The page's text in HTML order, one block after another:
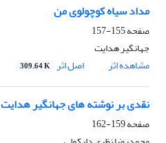
مداد سیاه کوچولوی من
صفحه155-157
جهانگیر هدایت
مشاهده اثر
اصل اثر 309.64 K
نقدی بر نوشته های جهانگیر هدایت
صفحه159-162